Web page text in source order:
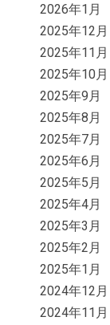
2026年1月
2025年12月
2025年11月
2025年10月
2025年9月
2025年8月
2025年7月
2025年6月
2025年5月
2025年4月
2025年3月
2025年2月
2025年1月
2024年12月
2024年11月